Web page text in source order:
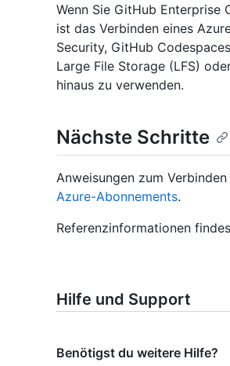
Wenn Sie GitHub Enterprise
ist das Verbinden eines
Security, GitHub
Large File Storage (LFS)
hinaus zu verwenden.
Nächste Schritte
Anweisungen zum
Azure-Abonnements.
Referenzinformationen
Hilfe und Support
Benötigst du weitere Hilfe?